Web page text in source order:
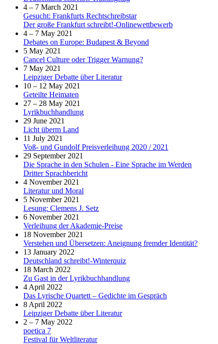
4 – 7 March 2021
Gesucht: Frankfurts Rechtschreibstar
Der große Frankfurt schreibt!-Onlinewettbewerb
4 – 7 May 2021
Debates on Europe: Budapest & Beyond
5 May 2021
Cancel Culture oder Trigger Warnung?
7 May 2021
Leipziger Debatte über Literatur
10 – 12 May 2021
Geteilte Heimaten
27 – 28 May 2021
Lyrikbuchhandlung
29 June 2021
Licht überm Land
11 July 2021
Voß- und Gundolf Preisverleihung 2020 / 2021
29 September 2021
Die Sprache in den Schulen - Eine Sprache im Werden
Dritter Sprachbericht
4 November 2021
Literatur und Moral
5 November 2021
Lesung: Clemens J. Setz
6 November 2021
Verleihung der Akademie-Preise
18 November 2021
Verstehen und Übersetzen: Aneignung fremder Identität?
13 January 2022
Deutschland schreibt!-Winterquiz
18 March 2022
Zu Gast in der Lyrikbuchhandlung
4 April 2022
Das Lyrische Quartett – Gedichte im Gespräch
8 April 2022
Leipziger Debatte über Literatur
2 – 7 May 2022
poetica 7
Festival für Weltliteratur